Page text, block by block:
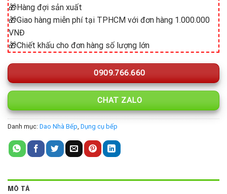
🎁Hàng đợi sản xuất
🎁Giao hàng miễn phí tại TPHCM với đơn hàng 1.000.000
VNĐ
🎁Chiết khấu cho đơn hàng số lượng lớn
0909.766.660
CHAT ZALO
Danh mục: Dao Nhà Bếp Dụng cụ bếp
MÔ TẢ